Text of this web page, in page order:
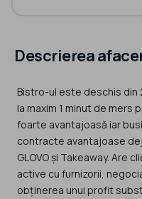
Descrierea
Bistro-ul este deschis din
la maxim 1 minut de mers
foarte avantajoasă iar
contracte avantajoase
GLOVO și Takeaway. Are
active cu furnizorii,
obținerea unui profit